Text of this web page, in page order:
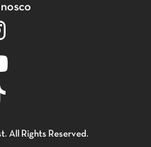
All Rights Reserved.